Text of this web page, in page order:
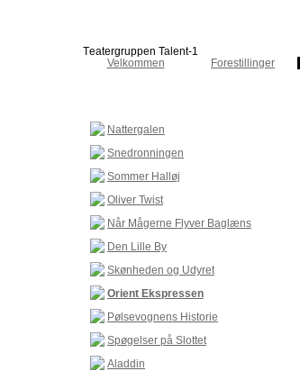
Teatergruppen Talent-1
Velkommen
Forestillinger
Nattergalen
Snedronningen
Sommer Halløj
Oliver Twist
Når Mågerne Flyver Baglæns
Den Lille By
Skønheden og Udyret
Orient Ekspressen
Pølsevognens Historie
Spøgelser på Slottet
Aladdin